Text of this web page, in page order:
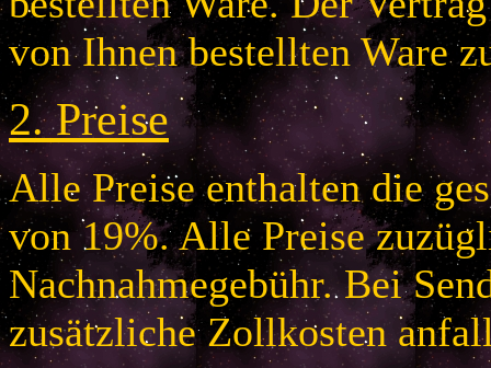
von Ihnen bestellten Ware
2.Preise
Alle Preise enthalten die
von 19%. Alle Preise
Nachnahmegebühr. Bei
zusätzliche Zollkosten